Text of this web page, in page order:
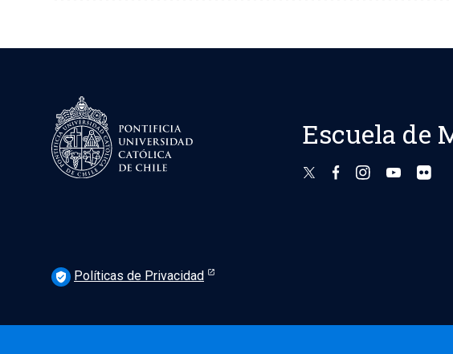
Escuela de
verified_user Políticas de Privacidad